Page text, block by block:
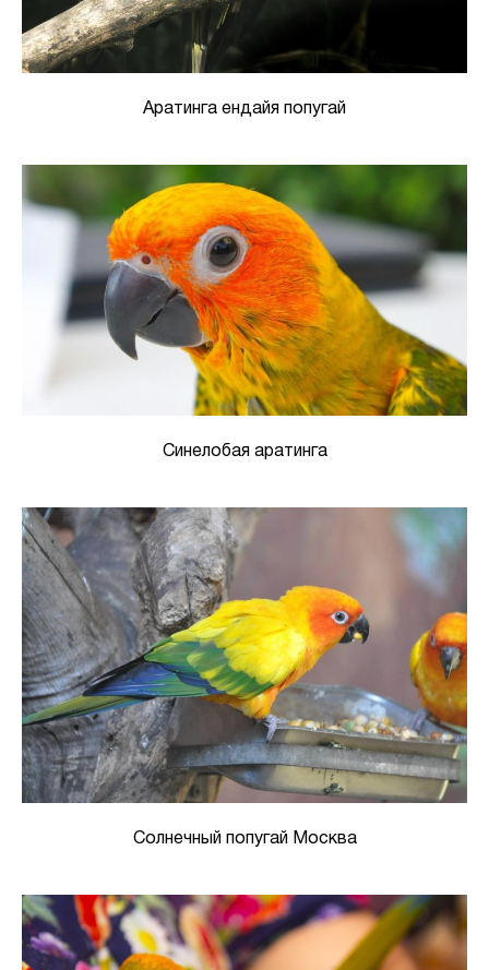
Аратинга ендайя попугай
Синелобая аратинга
Солнечный попугай Москва